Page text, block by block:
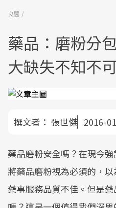
良醫
藥品：磨粉分
大缺失不知不
撰文者： 張世傑 2016-
藥品磨粉安全嗎？在現今
將藥品磨粉視為必須的，
藥事服務品質不佳。但是